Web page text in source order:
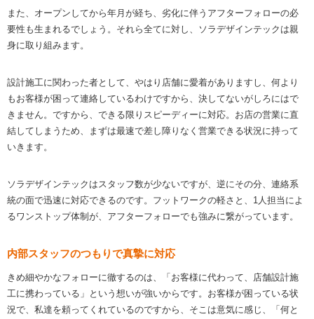
また、オープンしてから年月が経ち、劣化に伴うアフターフォローの必
要性も生まれるでしょう。それら全てに対し、ソラデザインテックは親
身に取り組みます。
設計施工に関わった者として、やはり店舗に愛着がありますし、何より
もお客様が困って連絡しているわけですから、決してないがしろにはで
きません。ですから、できる限りスピーディーに対応。お店の営業に直
結してしまうため、まずは最速で差し障りなく営業できる状況に持って
いきます。
ソラデザインテックはスタッフ数が少ないですが、逆にその分、連絡系
統の面で迅速に対応できるのです。フットワークの軽さと、1人担当によ
るワンストップ体制が、アフターフォローでも強みに繋がっています。
内部スタッフのつもりで真摯に対応
きめ細やかなフォローに徹するのは、「お客様に代わって、店舗設計施
工に携わっている」という想いが強いからです。お客様が困っている状
況で、私達を頼ってくれているのですから、そこは意気に感じ、「何と